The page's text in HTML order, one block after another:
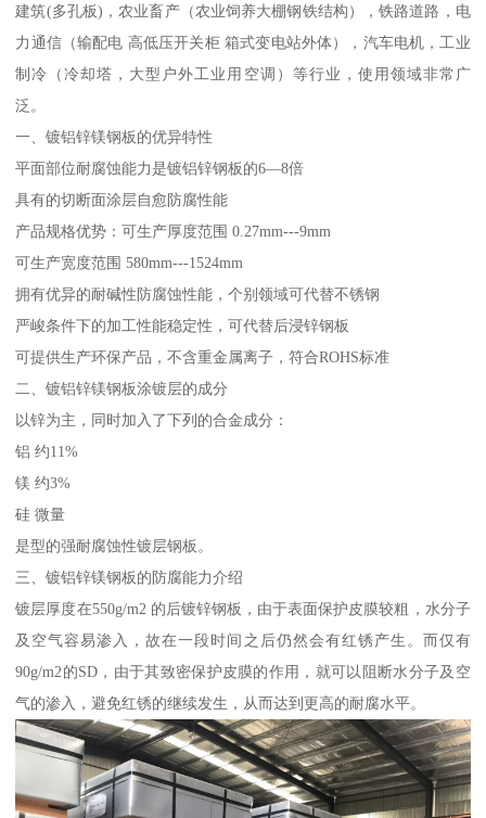
建筑(多孔板)，农业畜产（农业饲养大棚钢铁结构），铁路道路，电
力通信（输配电 高低压开关柜 箱式变电站外体），汽车电机，工业
制冷（冷却塔，大型户外工业用空调）等行业，使用领域非常广
泛。
一、镀铝锌镁钢板的优异特性
平面部位耐腐蚀能力是镀铝锌钢板的6—8倍
具有的切断面涂层自愈防腐性能
产品规格优势：可生产厚度范围 0.27mm---9mm
可生产宽度范围 580mm---1524mm
拥有优异的耐碱性防腐蚀性能，个别领域可代替不锈钢
严峻条件下的加工性能稳定性，可代替后浸锌钢板
可提供生产环保产品，不含重金属离子，符合ROHS标准
二、镀铝锌镁钢板涂镀层的成分
以锌为主，同时加入了下列的合金成分：
铝 约11%
镁 约3%
硅 微量
是型的强耐腐蚀性镀层钢板。
三、镀铝锌镁钢板的防腐能力介绍
镀层厚度在550g/m2 的后镀锌钢板，由于表面保护皮膜较粗，水分子
及空气容易渗入，故在一段时间之后仍然会有红锈产生。而仅有
90g/m2的SD，由于其致密保护皮膜的作用，就可以阻断水分子及空
气的渗入，避免红锈的继续发生，从而达到更高的耐腐水平。